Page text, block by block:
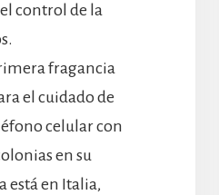
control de la
fragancia
el cuidado de
celular con
en su
está en Italia,